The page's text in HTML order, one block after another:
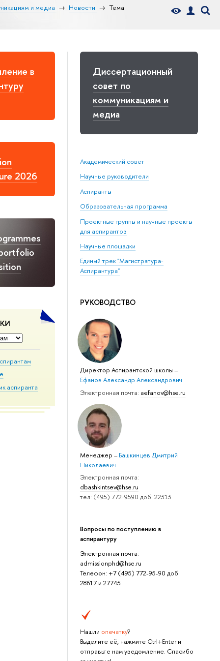
и медиа Новости
Тема
в
2026
аспиранта
Диссертационный
совет по
коммуникациям и
медиа
Академический совет
Научные руководители
Аспиранты
Образовательная программа
Проектные группы и научные проекты
для аспирантов
Научные площадки
Единый трек "Магистратура-
Аспирантура"
РУКОВОДСТВО
Директор Аспирантской школы–
Ефанов Александр Александрович
Электронная почта: aefanov@hse.ru
Менеджер– Башкинцев Дмитрий
Николаевич
Электронная почта:
dbashkintsev@hse.ru
тел: (495) 772-9590 доб. 22313
Вопросы по поступлению в
аспирантуру
Электронная почта:
admissionphd@hse.ru
Телефон: +7 (495) 772-95-90 доб.
28617 и 27745
Нашли опечатку?
Выделите её, нажмите Ctrl+Enter и
отправьте нам уведомление. Спасибо